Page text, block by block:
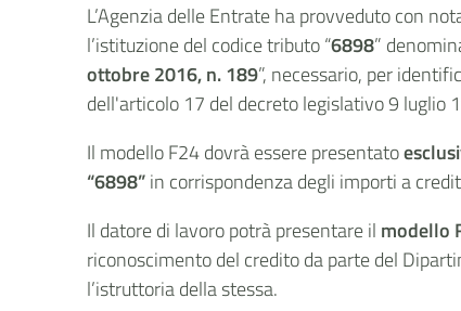
L’Agenzia delle Entrate ha provveduto con
l’istituzione del codice tributo “6898”
ottobre 2016, n. 189”, necessario, per
dell'articolo 17 del decreto legislativo 9 luglio
Il modello F24 dovrà essere presentato
“6898”in corrispondenza degli importi a
Il datore di lavoro potrà presentare il modello
riconoscimento del credito da parte del
l’istruttoria della stessa.